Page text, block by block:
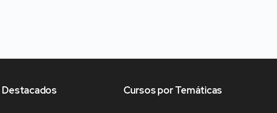
Destacados Cursos por Temáticas